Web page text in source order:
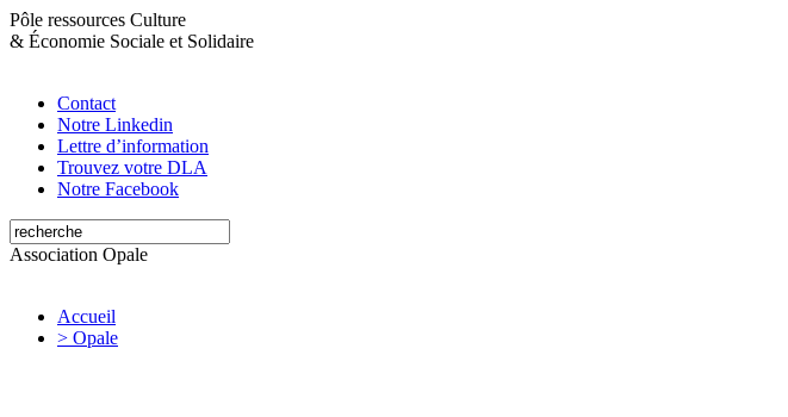
Pôle ressources Culture
& Économie Sociale et Solidaire
Contact
Notre Linkedin
Lettre d’information
Trouvez votre DLA
Notre Facebook
Association Opale
Accueil
> Opale